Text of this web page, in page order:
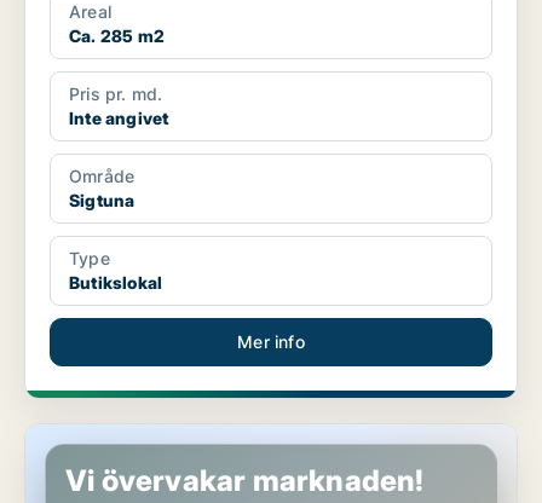
Areal
Ca. 285 m2
Pris pr. md.
Inte angivet
Område
Sigtuna
Type
Butikslokal
Mer info
Butikslokal i Sigtuna
Vi övervakar marknaden!